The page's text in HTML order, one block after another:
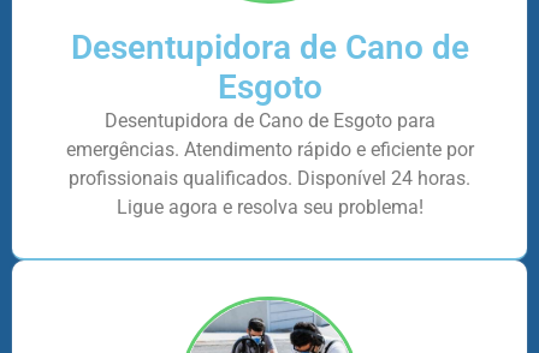
Desentupidora de Cano de
Esgoto
Desentupidora de Cano de Esgoto para
emergências. Atendimento rápido e eficiente por
profissionais qualificados. Disponível 24 horas.
Ligue agora e resolva seu problema!